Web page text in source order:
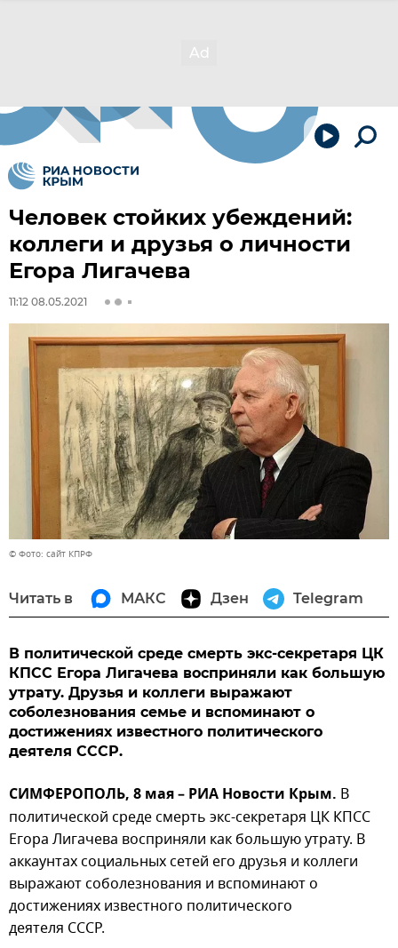
Человек стойких убеждений:
коллеги и друзья о личности
Егора Лигачева
11:12 08.05.2021
© Фото: сайт КПРФ
Читать в МАКС Дзен Telegram
В политической среде смерть экс-секретаря ЦК
КПСС Егора Лигачева восприняли как большую
утрату. Друзья и коллеги выражают
соболезнования семье и вспоминают о
достижениях известного политического
деятеля СССР.
СИМФЕРОПОЛЬ, 8 мая – РИА Новости Крым. В
политической среде смерть экс-секретаря ЦК КПСС
Егора Лигачева восприняли как большую утрату. В
аккаунтах социальных сетей его друзья и коллеги
выражают соболезнования и вспоминают о
достижениях известного политического
деятеля СССР.